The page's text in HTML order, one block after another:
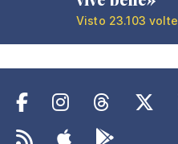
Visto 23.103 volte